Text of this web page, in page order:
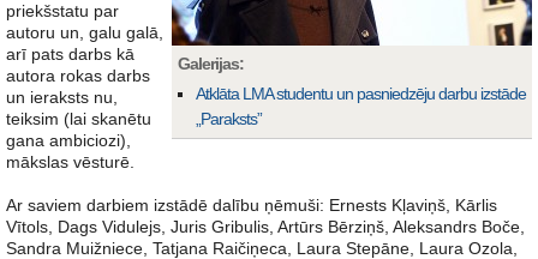
Galerijas:
Atklāta LMA studentu un pasniedzēju darbu izstāde
„Paraksts”
priekšstatu par
autoru un, galu galā,
arī pats darbs kā
autora rokas darbs
un ieraksts nu,
teiksim (lai skanētu
gana ambiciozi),
mākslas vēsturē.
Ar saviem darbiem izstādē dalību ņēmuši: Ernests Kļaviņš, Kārlis
Vītols, Dags Vidulejs, Juris Gribulis, Artūrs Bērziņš, Aleksandrs Boče,
Sandra Muižniece, Tatjana Raičiņeca, Laura Stepāne, Laura Ozola,